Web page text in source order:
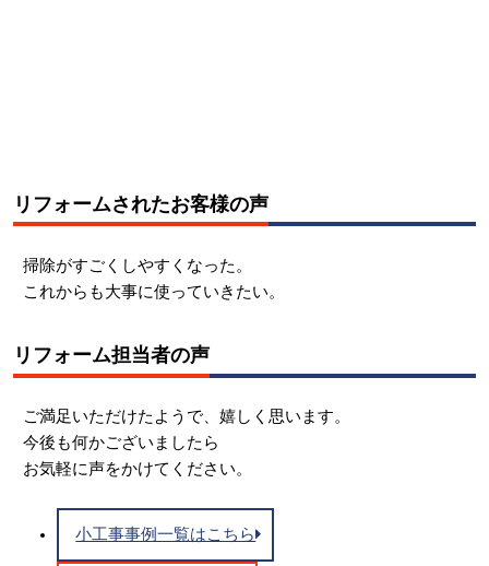
リフォームされたお客様の声
掃除がすごくしやすくなった。
これからも大事に使っていきたい。
リフォーム担当者の声
ご満足いただけたようで、嬉しく思います。
今後も何かございましたら
お気軽に声をかけてください。
小工事事例一覧はこちら